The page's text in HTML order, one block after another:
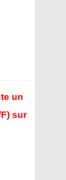
un
sur